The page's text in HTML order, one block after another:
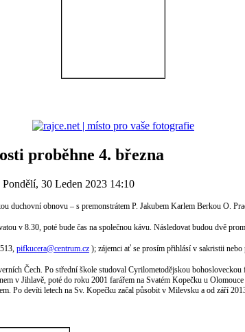
proběhne 4. března
Pondělí, 30 Leden 2023 14:10
duchovní obnovu – s premonstrátem P. Jakubem Karlem Berkou O.
v 8.30, poté bude čas na společnou kávu. Následovat budou dvě
pifkucera@centrum.cz ); zájemci ať se prosím přihlásí v sakristii nebo
Čech. Po střední škole studoval Cyrilometodějskou
v Jihlavě, poté do roku 2001 farářem na Svatém Kopečku u
Po devíti letech na Sv. Kopečku začal působit v Milevsku a od září